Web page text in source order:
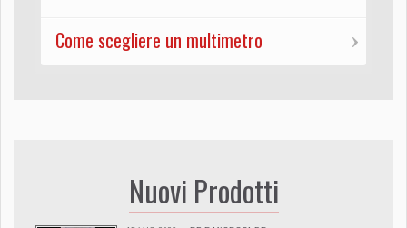
Come scegliere un multimetro
Nuovi Prodotti